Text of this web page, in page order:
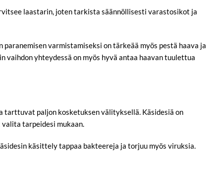
laastarin, joten tarkista säännöllisesti varastosikot ja
varmistamiseksi on tärkeää myös pestä haava ja
yhteydessä on myös hyvä antaa haavan tuulettua
tarttuvat paljon kosketuksen välityksellä. Käsidesiä on
tarpeidesi mukaan.
käsittely tappaa bakteereja ja torjuu myös viruksia.